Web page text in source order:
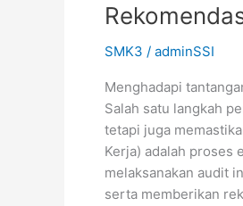
SMK3 / adminSSI
Menghadapi
Salah satu langkah
tetapi juga
Kerja) adalah proses
melaksanakan audit
serta memberikan
SMK3
untuk
Anda